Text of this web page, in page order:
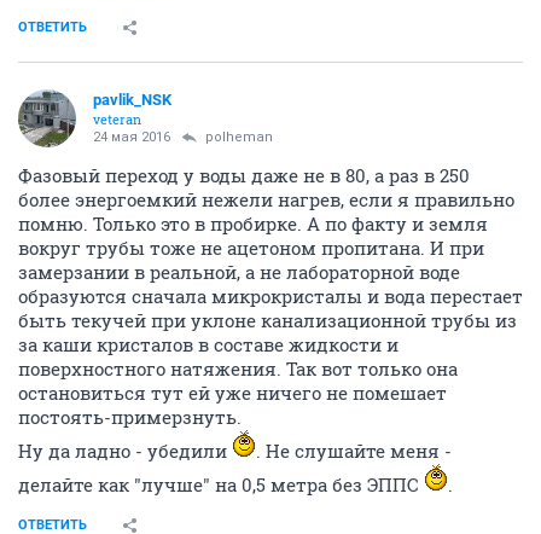
ОТВЕТИТЬ
pavlik_NSK
veteran
24 мая 2016 polheman
Фазовый переход у воды даже не в 80, а раз в 250
более энергоемкий нежели нагрев, если я правильно
помню. Только это в пробирке. А по факту и земля
вокруг трубы тоже не ацетоном пропитана. И при
замерзании в реальной, а не лабораторной воде
образуются сначала микрокристалы и вода перестает
быть текучей при уклоне канализационной трубы из
за каши кристалов в составе жидкости и
поверхностного натяжения. Так вот только она
остановиться тут ей уже ничего не помешает
постоять-примерзнуть.
Ну да ладно - убедили
. Не слушайте меня -
делайте как "лучше" на 0,5 метра без ЭППС
.
ОТВЕТИТЬ